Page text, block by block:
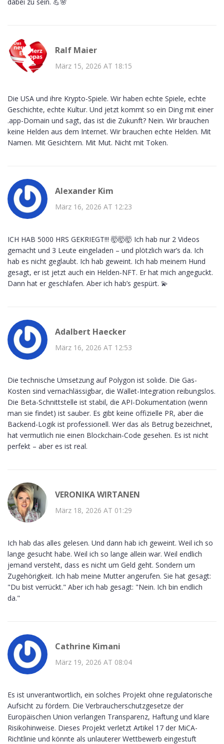
Ralf Maier
März 15, 2026 AT 18:15
Die USA und ihre Krypto-Spiele. Wir haben echte Spiele, echte
Geschichte, echte Kultur. Und jetzt kommt so ein Ding mit einer
.app-Domain und sagt, das ist die Zukunft? Nein. Wir brauchen
keine Helden aus dem Internet. Wir brauchen echte Helden. Mit
Namen. Mit Gesichtern. Mit Mut. Nicht mit Token.
Alexander Kim
März 16, 2026 AT 12:23
ICH HAB 5000 HRS GEKRIEGT!!! 🤯🤯🤯 Ich hab nur 2 Videos
gemacht und 3 Leute eingeladen – und plötzlich war’s da. Ich
hab es nicht geglaubt. Ich hab geweint. Ich hab meinem Hund
gesagt, er ist jetzt auch ein Helden-NFT. Er hat mich angeguckt.
Dann hat er geschlafen. Aber ich hab’s gespürt. 💫
Adalbert Haecker
März 16, 2026 AT 12:53
Die technische Umsetzung auf Polygon ist solide. Die Gas-
Kosten sind vernachlässigbar, die Wallet-Integration reibungslos.
Die Beta-Schnittstelle ist stabil, die API-Dokumentation (wenn
man sie findet) ist sauber. Es gibt keine offizielle PR, aber die
Backend-Logik ist professionell. Wer das als Betrug bezeichnet,
hat vermutlich nie einen Blockchain-Code gesehen. Es ist nicht
perfekt – aber es ist real.
VERONIKA WIRTANEN
März 18, 2026 AT 01:29
Ich hab das alles gelesen. Und dann hab ich geweint. Weil ich so
lange gesucht habe. Weil ich so lange allein war. Weil endlich
jemand versteht, dass es nicht um Geld geht. Sondern um
Zugehörigkeit. Ich hab meine Mutter angerufen. Sie hat gesagt:
"Du bist verrückt." Aber ich hab gesagt: "Nein. Ich bin endlich
da."
Cathrine Kimani
März 19, 2026 AT 08:04
Es ist unverantwortlich, ein solches Projekt ohne regulatorische
Aufsicht zu fördern. Die Verbraucherschutzgesetze der
Europäischen Union verlangen Transparenz, Haftung und klare
Risikohinweise. Dieses Projekt verletzt Artikel 17 der MiCA-
Richtlinie und könnte als unlauterer Wettbewerb eingestuft